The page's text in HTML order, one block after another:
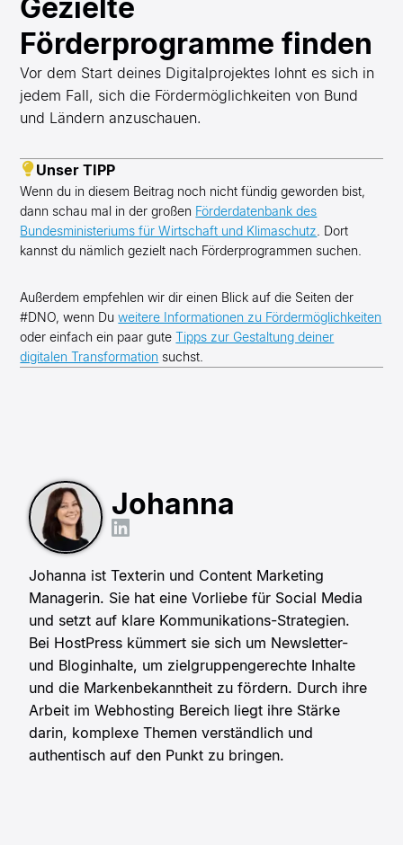
Gezielte
Förderprogramme finden
Vor dem Start deines Digitalprojektes lohnt es sich in
jedem Fall, sich die Fördermöglichkeiten von Bund
und Ländern anzuschauen.
Unser TIPP
Wenn du in diesem Beitrag noch nicht fündig geworden bist,
dann schau mal in der großen Förderdatenbank des
Bundesministeriums für Wirtschaft und Klimaschutz . Dort
kannst du nämlich gezielt nach Förderprogrammen suchen.
Außerdem empfehlen wir dir einen Blick auf die Seiten der
#DNO, wenn Duweitere Informationen zu Fördermöglichkeiten
oder einfach ein paar guteTipps zur Gestaltung deiner
digitalen Transformation suchst.
Johanna
Johanna ist Texterin und Content Marketing
Managerin. Sie hat eine Vorliebe für Social Media
und setzt auf klare Kommunikations-Strategien.
Bei HostPress kümmert sie sich um Newsletter-
und Bloginhalte, um zielgruppengerechte Inhalte
und die Markenbekanntheit zu fördern. Durch ihre
Arbeit im Webhosting Bereich liegt ihre Stärke
darin, komplexe Themen verständlich und
authentisch auf den Punkt zu bringen.